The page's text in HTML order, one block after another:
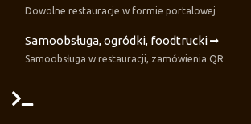
Dowolne restauracje w formie portalowej
Samoobsługa, ogródki, foodtrucki
Samoobsługa w restauracji, zamówienia QR